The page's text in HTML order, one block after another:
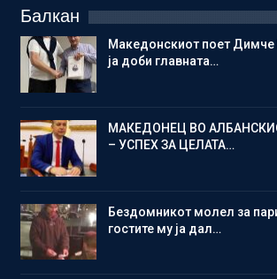
Балкан
Македонскиот поет
ја доби главната…
МАКЕДОНЕЦ ВО
– УСПЕХ ЗА ЦЕЛАТА…
Бездомникот молел за
гостите му ја дал…